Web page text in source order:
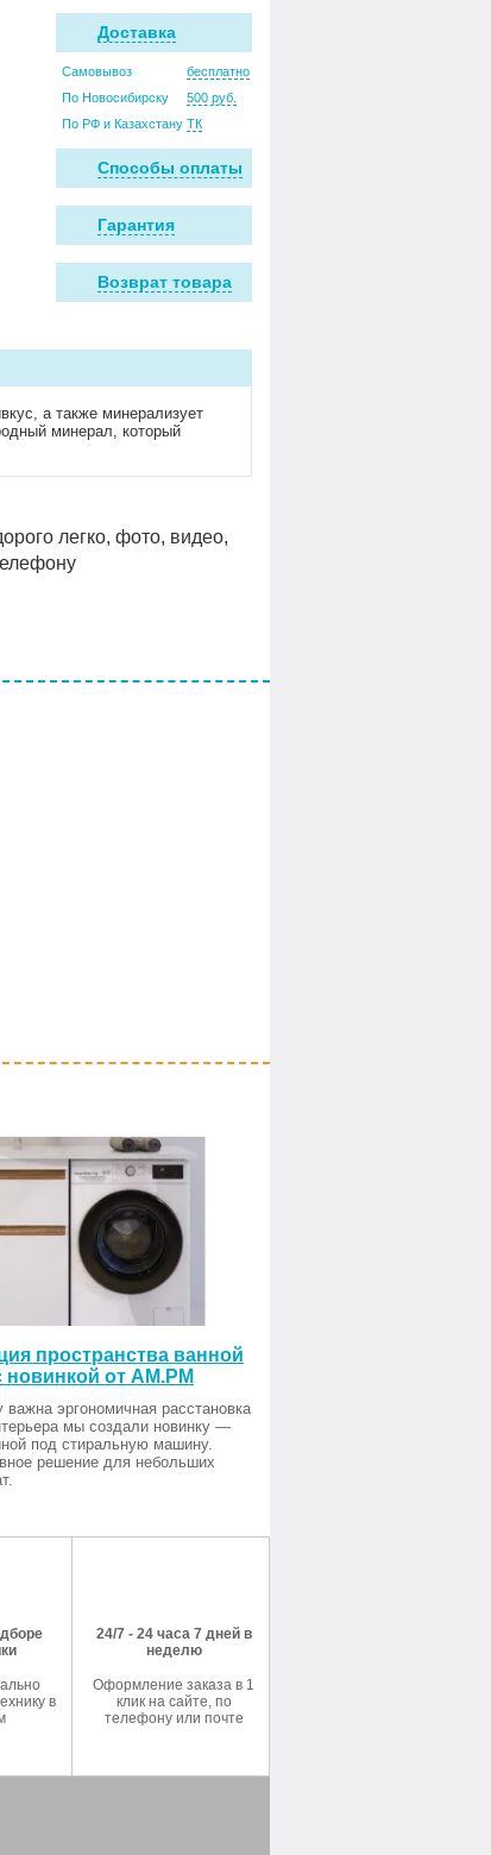
Доставка
Самовывоз
бесплатно
По Новосибирску
500 руб.
По РФ и Казахстану ТК
Способы оплаты
Гарантия
Возврат товара
а также минерализует
минерал, который
легко, фото, видео,
пространства ванной
от AM.PM
эргономичная расстановка
мы создали новинку —
под стиральную машину.
решение для небольших
в
24/7 - 24 часа 7 дней в
неделю
Оформление заказа в 1
клик на сайте, по
телефону или почте